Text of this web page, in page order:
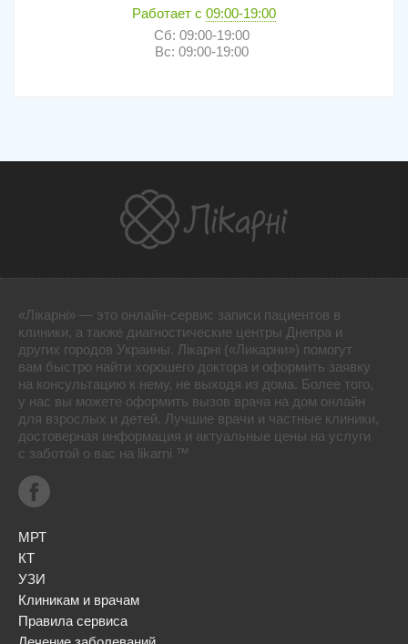
Работает с 09:00-19:00
Сб: 09:00-19:00
Вс: 09:00-19:00
«Лікарні» — это онлайн-сервис записи пациентов в
клиники, а также диагностические центры Днепра и
других городов Украины. Лікарні («Ликарни») помогут
вам быстро найти хорошего доктора и оформить заявку
на консультацию к нему, не выходя из дома. Более того,
у нас вы можете оформить вызов врача на дом онлайн
для взрослых и детей. Лучшие врачи и частные клиники,
достоверная информация и актуальные цены на услуги
с заботой о вас на likarni ™
МРТ
КТ
УЗИ
Клиникам и врачам
Правила сервиса